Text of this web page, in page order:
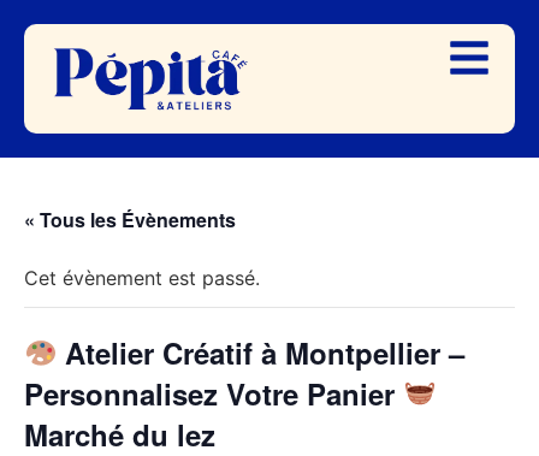
« Tous les Évènements
Cet évènement est passé.
Atelier Créatif à Montpellier –
Personnalisez Votre Panier
Marché du lez